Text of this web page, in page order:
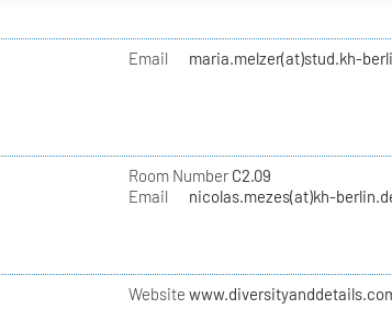
Email maria.melzer(at)stud.kh-
Room NumberC2.09
Email
nicolas.mezes(at)kh-
Website